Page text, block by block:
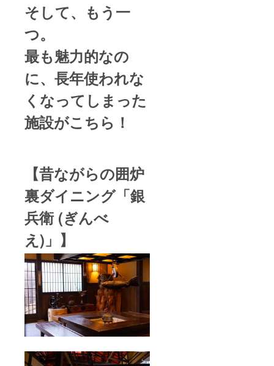
そして、もう一
つ。
最も魅力的なの
に、長年使われな
くなってしまった
施設がこちら！
【昔ながらの囲炉
裏ダイニング「銀
兵衛 (ぎんべ
え)」】